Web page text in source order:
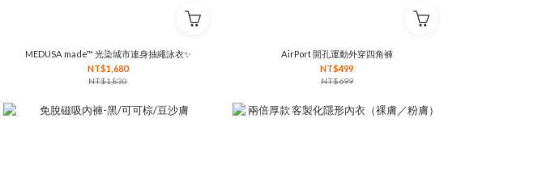
MEDUSA made™ 光染城市連身抽繩泳衣✨
NT$1,680
NT$1,830
AirPort 開孔運動外穿四角褲
NT$499
NT$699